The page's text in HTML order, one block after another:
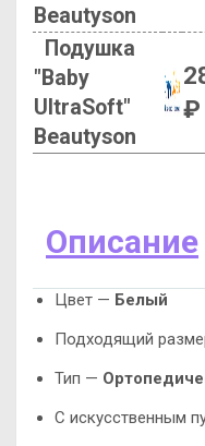
Beautyson
Подушка
"Baby
UltraSoft"
Beautyson
₽
Описание
Цвет — Белый
Подходящий
Тип —
С искусственным